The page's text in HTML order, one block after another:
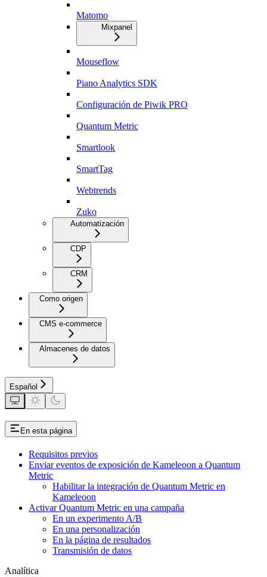
Matomo
Mixpanel
Mouseflow
Piano Analytics SDK
Configuración de Piwik PRO
Quantum Metric
Smartlook
SmartTag
Webtrends
Zuko
Automatización
CDP
CRM
Como origen
CMS e-commerce
Almacenes de datos
Español
En esta página
Requisitos previos
Enviar eventos de exposición de Kameleoon a Quantum
Metric
Habilitar la integración de Quantum Metric en
Kameleoon
Activar Quantum Metric en una campaña
En un experimento A/B
En una personalización
En la página de resultados
Transmisión de datos
Analítica